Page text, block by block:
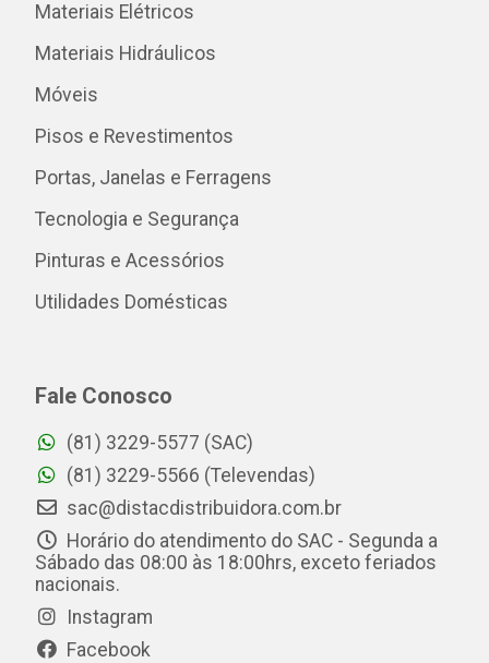
Materiais Elétricos
Materiais Hidráulicos
Móveis
Pisos e Revestimentos
Portas, Janelas e Ferragens
Tecnologia e Segurança
Pinturas e Acessórios
Utilidades Domésticas
Fale Conosco
(81) 3229-5577 (SAC)
(81) 3229-5566 (Televendas)
sac@distacdistribuidora.com.br
Horário do atendimento do SAC - Segunda a
Sábado das 08:00 às 18:00hrs, exceto feriados
nacionais.
Instagram
Facebook